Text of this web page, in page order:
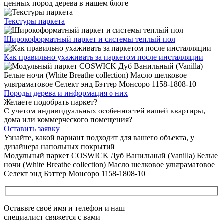
ценных пород дерева в нашем блоге
Текстуры паркета
Широкоформатный паркет и системы теплый пол
Как правильно ухаживать за паркетом после инсталляции
Породы дерева и информация о них
Желаете подобрать паркет?
С учетом индивидуальных особенностей вашей квартиры,
дома или коммерческого помещения?
Оставить заявку
Узнайте, какой вариант подходит для вашего объекта, у
дизайнера напольных покрытий
Модульный паркет COSWICK Дуб Ванильный (Vanilla) Белые
ночи (White Breathe collection) Масло шелковое ультраматовое
Селект энд Бэттер Монсоро 1158-1808-10
Оставьте своё имя и телефон и наш
специалист свяжется с вами